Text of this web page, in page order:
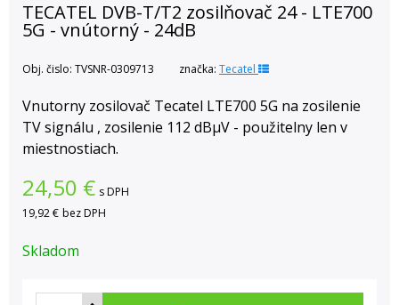
TECATEL DVB-T/T2 zosilňovač 24 - LTE700
5G - vnútorný - 24dB
Obj. čislo: TVSNR-0309713 značka: Tecatel
Vnutorny zosilovač Tecatel LTE700 5G na zosilenie
TV signálu , zosilenie 112 dBμV - použitelny len v
miestnostiach.
24,50 € s DPH
19,92 € bez DPH
Skladom